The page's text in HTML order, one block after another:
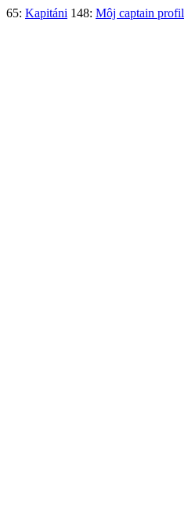
65: Kapitáni 148: Môj captain profil